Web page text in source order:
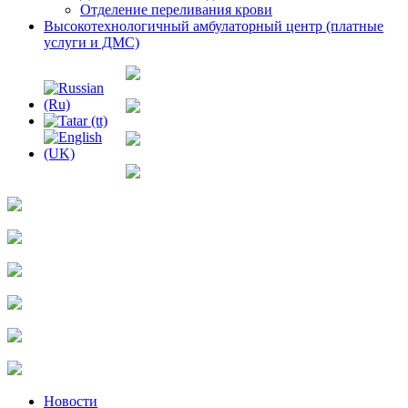
Отделение переливания крови
Высокотехнологичный амбулаторный центр (платные
услуги и ДМС)
Новости